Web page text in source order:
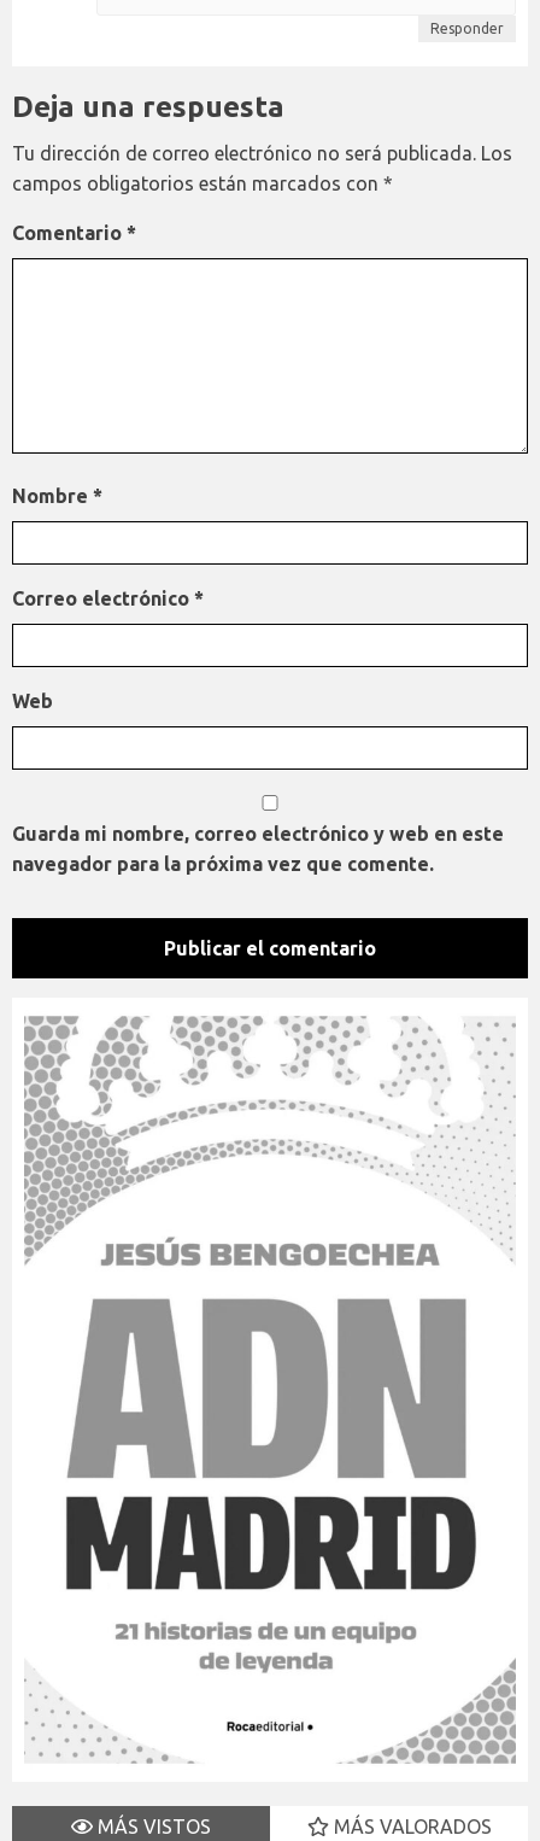
Responder
Deja una respuesta
Tu dirección de correo electrónico no será publicada. Los
campos obligatorios están marcados con *
Comentario *
Nombre *
Correo electrónico *
Web
Guarda mi nombre, correo electrónico y web en este
navegador para la próxima vez que comente.
MÁS VISTOS MÁS VALORADOS